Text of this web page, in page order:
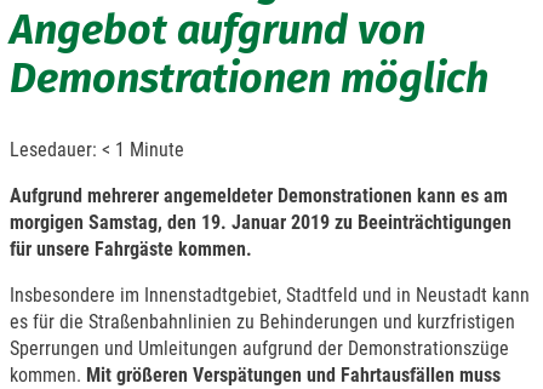
Angebot aufgrund von
Demonstrationen möglich
Lesedauer: < 1 Minute
Aufgrund mehrerer angemeldeter Demonstrationen kann es am
morgigen Samstag, den 19. Januar 2019 zu Beeinträchtigungen
für unsere Fahrgäste kommen.
Insbesondere im Innenstadtgebiet, Stadtfeld und in Neustadt kann
es für die Straßenbahnlinien zu Behinderungen und kurzfristigen
Sperrungen und Umleitungen aufgrund der Demonstrationszüge
kommen. Mit größeren Verspätungen und Fahrtausfällen muss